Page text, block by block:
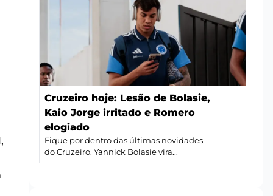
Cruzeiro hoje: Lesão de Bolasie,
Kaio Jorge irritado e Romero
elogiado
Fique por dentro das últimas novidades
do Cruzeiro. Yannick Bolasie vira...